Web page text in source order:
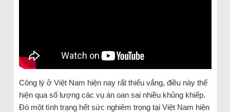
Công lý ở Việt Nam hiện nay rất thiếu vắng, điều này thể
hiện qua số lượng các vụ án oan sai nhiều khủng khiếp.
Đó một tình trạng hết sức nghiêm trọng tại Việt Nam hiện